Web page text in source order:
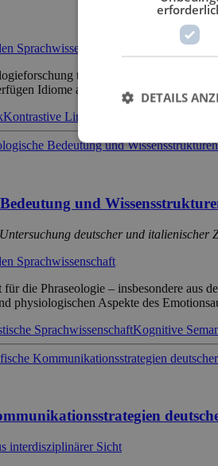
Sprachwissenschaft
totales Einverständnis
Idiome als hervorragende
Kontrastive Linguistik
und
deutscher und italienischer
Sprachwissenschaft
die Phraseologie – insbesondere aus
physiologischen Aspekte des
SprachwissenschaftKognitive
interdisziplinärer Sicht
DETAILS